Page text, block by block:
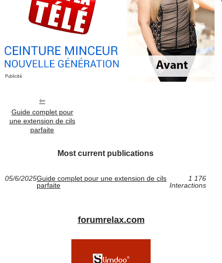
Guide complet pour
une extension de cils
parfaite
Most current publications
05/6/2025Guide complet pour une extension de cils
parfaite
1 176
Interactions
forumrelax.com